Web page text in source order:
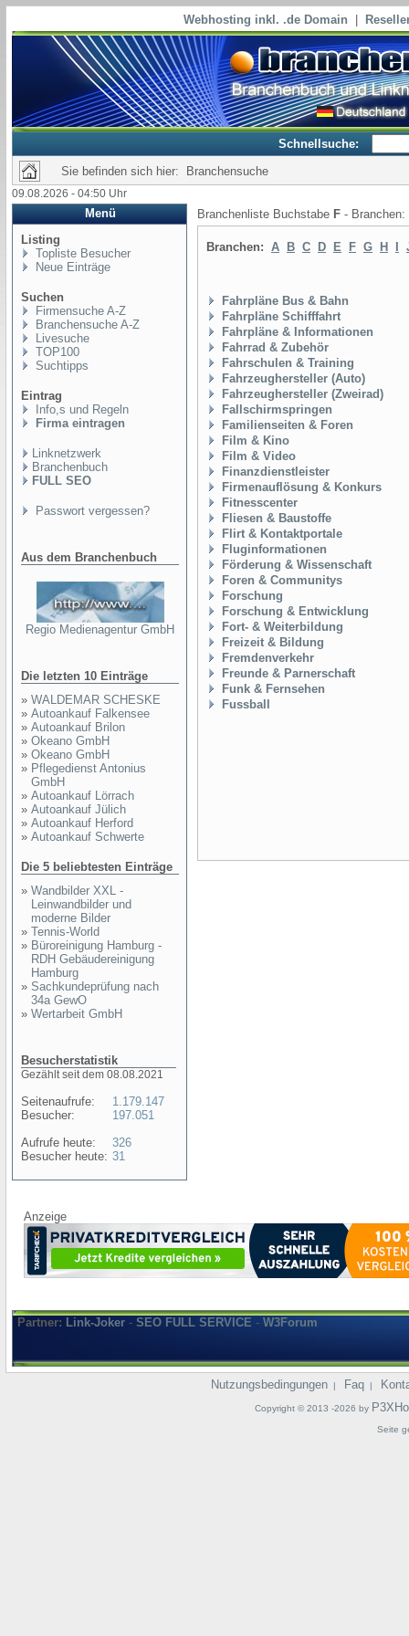
Webhosting inkl. .de Domain
Schnellsuche:
Sie befinden sich hier: Branchensuche
09.08.2026 - 04:50 Uhr
Menü
Listing
Topliste Besucher
Neue Einträge
Suchen
Firmensuche A-Z
Branchensuche A-Z
Livesuche
TOP100
Suchtipps
Eintrag
Info,s und Regeln
Firma eintragen
Linknetzwerk
Branchenbuch
FULL SEO
Passwort vergessen?
Aus dem Branchenbuch
Regio Medienagentur GmbH
Die letzten 10 Einträge
» WALDEMAR SCHESKE
» Autoankauf Falkensee
» Autoankauf Brilon
» Okeano GmbH
» Okeano GmbH
» Pflegedienst Antonius
GmbH
» Autoankauf Lörrach
» Autoankauf Jülich
» Autoankauf Herford
» Autoankauf Schwerte
Die 5 beliebtesten Einträge
» Wandbilder XXL -
Leinwandbilder und
moderne Bilder
» Tennis-World
» Büroreinigung Hamburg -
RDH Gebäudereinigung
Hamburg
» Sachkundeprüfung nach
34a GewO
» Wertarbeit GmbH
Besucherstatistik
Gezählt seit dem 08.08.2021
Seitenaufrufe:
Besucher:
Aufrufe heute:
Besucher heute:
1.179.147
197.051
326
31
Branchenliste Buchstabe F - Branchen:
Branchen: A B C D E F G H
Fahrpläne Bus & Bahn
Fahrpläne Schifffahrt
Fahrpläne & Informationen
Fahrrad & Zubehör
Fahrschulen & Training
Fahrzeughersteller (Auto)
Fahrzeughersteller (Zweirad)
Fallschirmspringen
Familienseiten & Foren
Film & Kino
Film & Video
Finanzdienstleister
Firmenauflösung & Konkurs
Fitnesscenter
Fliesen & Baustoffe
Flirt & Kontaktportale
Fluginformationen
Förderung & Wissenschaft
Foren & Communitys
Forschung
Forschung & Entwicklung
Fort- & Weiterbildung
Freizeit & Bildung
Fremdenverkehr
Freunde & Parnerschaft
Funk & Fernsehen
Fussball
Anzeige
Partner: Link-Joker - SEO FULL SERVICE - W3Forum
Nutzungsbedingungen | Faq |
Copyright © 2013 -2026 by
Seite